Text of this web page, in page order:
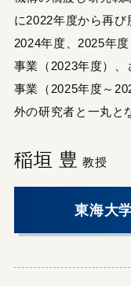
に2022年度から再
2024年度、2025年
事業（2023年度）
事業（2025年度～
外の研究者と一丸と
稲垣 豊 教授
東海大